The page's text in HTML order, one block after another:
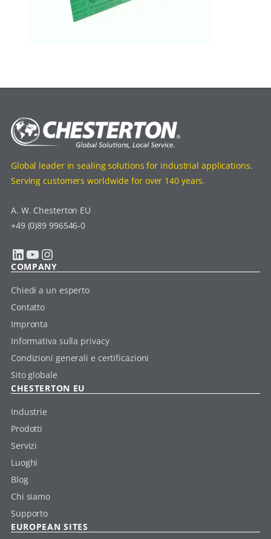
Global leader in sealing solutions for industrial applications.
Serving customers worldwide for over 140 years.
A. W. Chesterton EU
+49 (0)89 996546-0
LinkedIn YouTube Instagram
COMPANY
Chiedi a un esperto
Contatto
Impronta
Informativa sulla privacy
Condizioni generali e certificazioni
Sito globale
CHESTERTON EU
Industrie
Prodotti
Servizi
Luoghi
Blog
Chi siamo
Supporto
EUROPEAN SITES